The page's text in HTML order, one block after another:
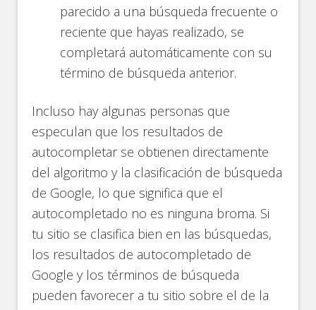
parecido a una búsqueda frecuente o
reciente que hayas realizado, se
completará automáticamente con su
término de búsqueda anterior.
Incluso hay algunas personas que
especulan que los resultados de
autocompletar se obtienen directamente
del algoritmo y la clasificación de búsqueda
de Google, lo que significa que el
autocompletado no es ninguna broma. Si
tu sitio se clasifica bien en las búsquedas,
los resultados de autocompletado de
Google y los términos de búsqueda
pueden favorecer a tu sitio sobre el de la